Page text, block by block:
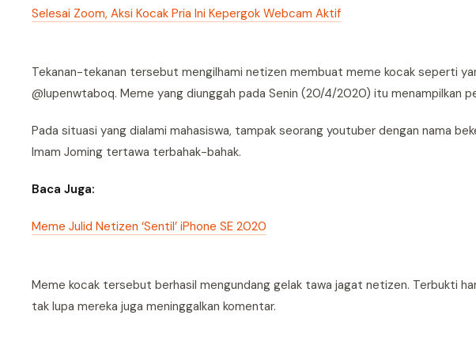
Selesai Zoom, Aksi Kocak Pria Ini Kepergok Webcam Aktif
Tekanan-tekanan tersebut mengilhami netizen membuat meme kocak seperti
@lupenwtaboq. Meme yang diunggah pada Senin (20/4/2020) itu menampilkan
Pada situasi yang dialami mahasiswa, tampak seorang youtuber dengan nama
Imam Joming tertawa terbahak-bahak.
Baca Juga:
Meme Julid Netizen ‘Sentil’ iPhone SE 2020
Meme kocak tersebut berhasil mengundang gelak tawa jagat netizen. Terbukti
tak lupa mereka juga meninggalkan komentar.